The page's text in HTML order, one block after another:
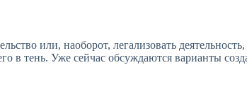
или, наоборот, легализовать
тень. Уже сейчас обсуждаются варианты